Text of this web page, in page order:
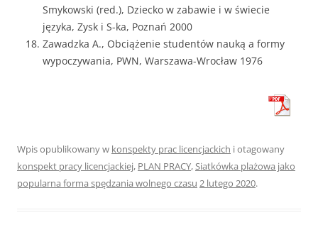
Smykowski (red.), Dziecko w zabawie i w świecie
języka, Zysk i S-ka, Poznań 2000
Zawadzka A., Obciążenie studentów nauką a formy
wypoczywania, PWN, Warszawa-Wrocław 1976
Wpis opublikowany w konspekty prac licencjackich i otagowany
konspekt pracy licencjackiej, PLAN PRACY,Siatkówka plażowa jako
popularna forma spędzania wolnego czasu 2 lutego 2020.